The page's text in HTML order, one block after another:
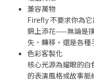
兼容萬物
Firefly 不要求你為
錦上添花——無論是
失、轉移，還是各
色彩客製化
核心光源為耀眼的
的表演風格或故事脈